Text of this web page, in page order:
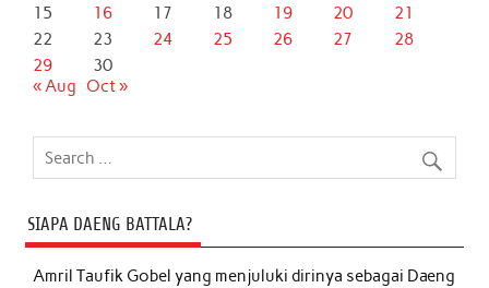
15 16 17 18 19 20
21
22
23 24 25 26 27
28
29
30
« Aug
Oct »
SIAPA DAENG BATTALA?
Amril Taufik Gobelyang menjuluki dirinya sebagai Daeng